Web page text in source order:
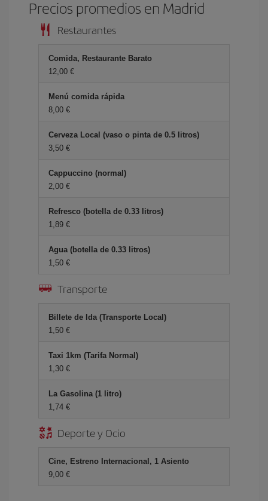
Precios promedios en Madrid
Restaurantes
Comida, Restaurante Barato
12,00 €
Menú comida rápida
8,00 €
Cerveza Local (vaso o pinta de 0.5 litros)
3,50 €
Cappuccino (normal)
2,00 €
Refresco (botella de 0.33 litros)
1,89 €
Agua (botella de 0.33 litros)
1,50 €
Transporte
Billete de Ida (Transporte Local)
1,50 €
Taxi 1km (Tarifa Normal)
1,30 €
La Gasolina (1 litro)
1,74 €
Deporte y Ocio
Cine, Estreno Internacional, 1 Asiento
9,00 €